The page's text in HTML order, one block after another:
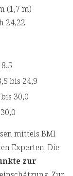
(1,7 m)
24,22.
bis 24,9
30,0
mittels BMI
Experten: Die
zur